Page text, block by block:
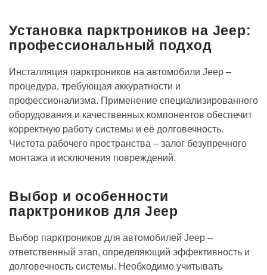
Установка парктроников на Jeep:
профессиональный подход
Инсталляция парктроников на автомобили Jeep –
процедура, требующая аккуратности и
профессионализма. Применение специализированного
оборудования и качественных компонентов обеспечит
корректную работу системы и её долговечность.
Чистота рабочего пространства – залог безупречного
монтажа и исключения повреждений.
Выбор и особенности
парктроников для Jeep
Выбор парктроников для автомобилей Jeep –
ответственный этап, определяющий эффективность и
долговечность системы. Необходимо учитывать